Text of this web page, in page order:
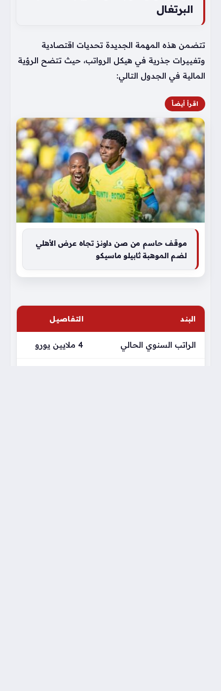
البرتغال
تتضمن هذه المهمة الجديدة تحديات اقتصادية
وتغييرات جذرية في هيكل الرواتب، حيث تتضح الرؤية
المالية في الجدول التالي:
اقرأ أيضاً
موقف حاسم من صن داونز تجاه عرض الأهلي
لضم الموهبة ثابيلو ماسيكو
البند التفاصيل
الراتب السنوي الحالي 4 ملايين يورو